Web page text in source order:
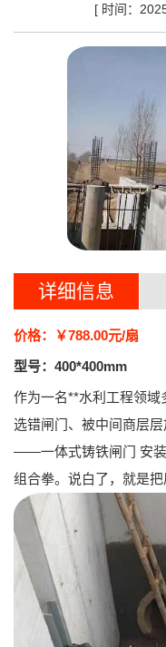
[ 时间：
详细信息
价格：￥788.00元/扇
型号：400*400mm
作为一名**水利工程领域
选错闸门、被中间商层
——一体式铸铁闸门 安
组合拳。说白了，就是把